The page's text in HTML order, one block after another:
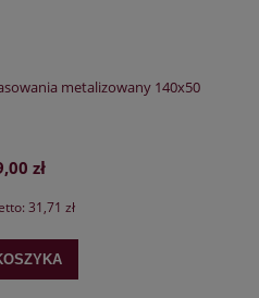
metalizowany 140x50
zł
31,71 zł